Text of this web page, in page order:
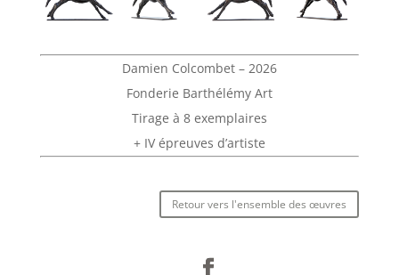
Damien Colcombet – 2026
Fonderie Barthélémy Art
Tirage à 8 exemplaires
+ IV épreuves d’artiste
Retour vers l'ensemble des œuvres